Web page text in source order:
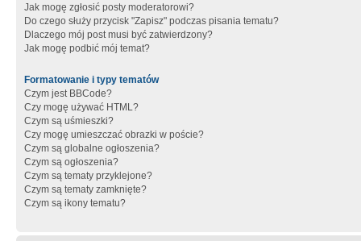
Jak mogę zgłosić posty moderatorowi?
Do czego służy przycisk "Zapisz" podczas pisania tematu?
Dlaczego mój post musi być zatwierdzony?
Jak mogę podbić mój temat?
Formatowanie i typy tematów
Czym jest BBCode?
Czy mogę używać HTML?
Czym są uśmieszki?
Czy mogę umieszczać obrazki w poście?
Czym są globalne ogłoszenia?
Czym są ogłoszenia?
Czym są tematy przyklejone?
Czym są tematy zamknięte?
Czym są ikony tematu?